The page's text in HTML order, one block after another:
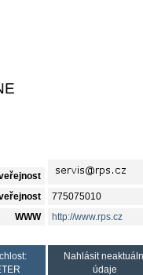
775075010
WWW http://www.rps.cz
Nahlásit
údaje